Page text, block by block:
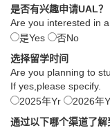
是否有兴趣申请UAL？
Are you interested in
是Yes
否No
选择留学时间
Are you planning to
If yes,please specify.
2025年Yr
2026年
通过以下哪个渠道了解